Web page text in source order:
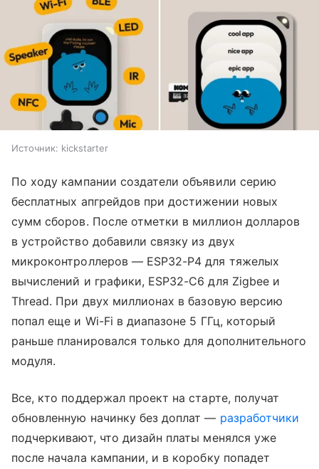
Источник: kickstarter
По ходу кампании создатели объявили серию
бесплатных апгрейдов при достижении новых
сумм сборов. После отметки в миллион долларов
в устройство добавили связку из двух
микроконтроллеров — ESP32-P4 для тяжелых
вычислений и графики, ESP32-C6 для Zigbee и
Thread. При двух миллионах в базовую версию
попал еще и Wi-Fi в диапазоне 5 ГГц, который
раньше планировался только для дополнительного
модуля.
Все, кто поддержал проект на старте, получат
обновленную начинку без доплат — разработчики
подчеркивают, что дизайн платы менялся уже
после начала кампании, и в коробку попадет